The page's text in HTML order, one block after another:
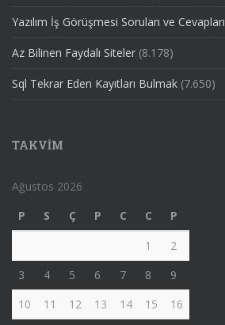
Yazılım İş Görüşmesi Soruları ve Cevapları
Az Bilinen Faydalı Siteler (8.178)
Sql Tekrar Eden Kayıtları Bulmak (7.650)
TAKVIM
Ağustos 2026
P
S Ç P C C
P
1
2
3
4 5 6 7 8
9
10
11 12 13 14 15
16